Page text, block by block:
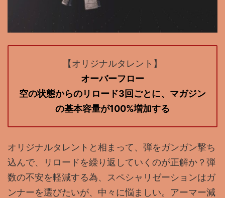
【オリジナルタレント】
オーバーフロー
空の状態からのリロード3回ごとに、マガジン
の基本容量が100%増加する
オリジナルタレントと相まって、弾をガンガン撃ち
込んで、リロードを繰り返していくのが正解か？弾
数の不安を軽減する為、スペシャリゼーションはガ
ンナーを選びたいが、中々に悩ましい。アーマー減